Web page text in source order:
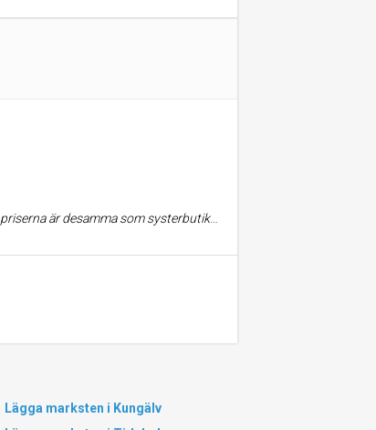
okej, men jag brukar vilja stå i "vanliga kassakön" när den inte är för lång, det är kul att prata lite kort med kassapersonalen då, hihi.
Lägga marksten i Kungälv